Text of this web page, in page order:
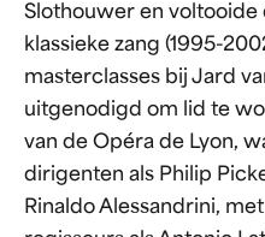
Slothouwer en voltooide
klassieke zang (1995-
masterclasses bij Jard
uitgenodigd om lid te
van de Opéra de Lyon,
dirigenten als Philip
Rinaldo Alessandrini,